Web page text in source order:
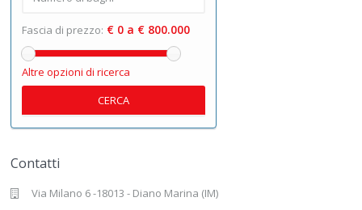
Fascia di prezzo: € 0 a € 800.000
Altre opzioni di ricerca
CERCA
Contatti
Via Milano 6 -18013 - Diano Marina (IM)